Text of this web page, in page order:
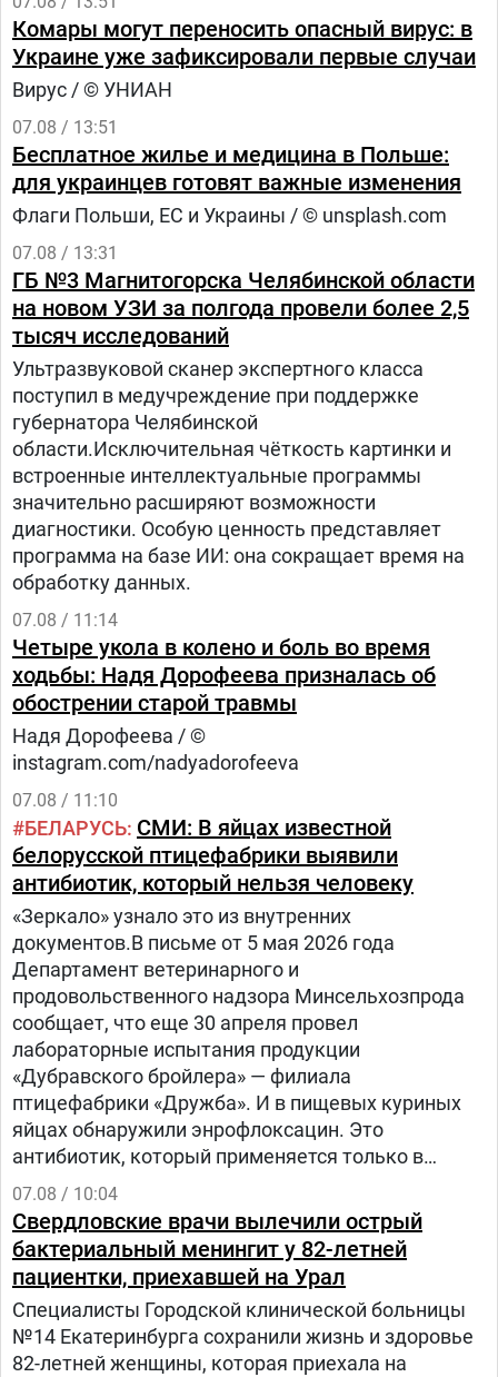
Комары могут переносить опасный вирус: в
Украине уже зафиксировали первые случаи
Вирус / © УНИАН
07.08 / 13:51
Бесплатное жилье и медицина в Польше:
для украинцев готовят важные изменения
Флаги Польши, ЕС и Украины / © unsplash.com
07.08 / 13:31
ГБ №3 Магнитогорска Челябинской области
на новом УЗИ за полгода провели более 2,5
тысяч исследований
Ультразвуковой сканер экспертного класса
поступил в медучреждение при поддержке
губернатора Челябинской
области.Исключительная чёткость картинки и
встроенные интеллектуальные программы
значительно расширяют возможности
диагностики. Особую ценность представляет
программа на базе ИИ: она сокращает время на
обработку данных.
07.08 / 11:14
Четыре укола в колено и боль во время
ходьбы: Надя Дорофеева призналась об
обострении старой травмы
Надя Дорофеева / ©
instagram.com/nadyadorofeeva
07.08 / 11:10
БЕЛАРУСЬ СМИ: В яйцах известной
белорусской птицефабрики выявили
антибиотик, который нельзя человеку
«Зеркало» узнало это из внутренних
документов.В письме от 5 мая 2026 года
Департамент ветеринарного и
продовольственного надзора Минсельхозпрода
сообщает, что еще 30 апреля провел
лабораторные испытания продукции
«Дубравского бройлера» — филиала
птицефабрики «Дружба». И в пищевых куриных
яйцах обнаружили энрофлоксацин. Это
антибиотик, который применяется только в
ветеринарии для лечения сельскохозяйственных,
домашних животных и птиц.
07.08 / 10:04
Свердловские врачи вылечили острый
бактериальный менингит у 82-летней
пациентки, приехавшей на Урал
Специалисты Городской клинической больницы
№14 Екатеринбурга сохранили жизнь и здоровье
82-летней женщины, которая приехала на